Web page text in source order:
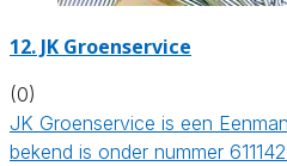
12. JK Groenservice
(0)
JK Groenservice is een
bekend is onder nummer